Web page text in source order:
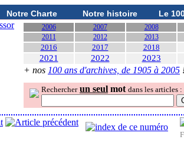
Notre Charte Notre histoire Le
2006 2007
2008
2011
2012 2013
2016 2017 2018
2021 2022 2023
+ nos 100 ans d'archives, de 1905 à 2005
Rechercher un seul mot dans les articles :